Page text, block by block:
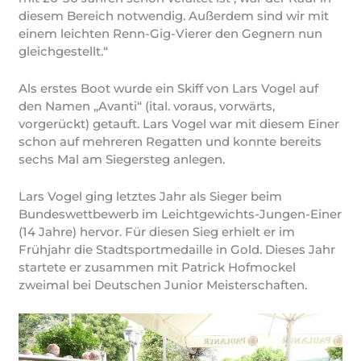
diesem Bereich notwendig. Außerdem sind wir mit
einem leichten Renn-Gig-Vierer den Gegnern nun
gleichgestellt.“
Als erstes Boot wurde ein Skiff von Lars Vogel auf
den Namen „Avanti“ (ital. voraus, vorwärts,
vorgerückt) getauft. Lars Vogel war mit diesem Einer
schon auf mehreren Regatten und konnte bereits
sechs Mal am Siegersteg anlegen.
Lars Vogel ging letztes Jahr als Sieger beim
Bundeswettbewerb im Leichtgewichts-Jungen-Einer
(14 Jahre) hervor. Für diesen Sieg erhielt er im
Frühjahr die Stadtsportmedaille in Gold. Dieses Jahr
startete er zusammen mit Patrick Hofmockel
zweimal bei Deutschen Junior Meisterschaften.